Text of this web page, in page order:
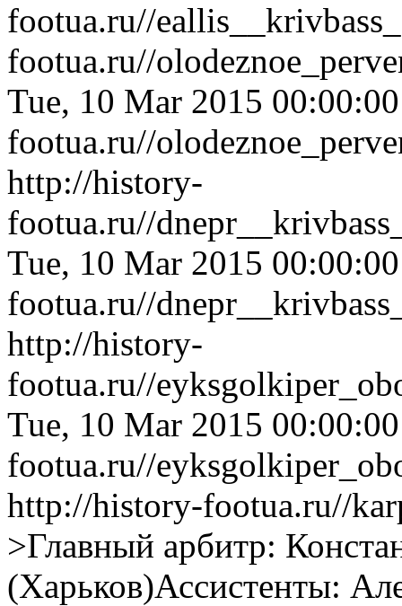
footua.ru//
footua.ru//
Tue, 10 Mar 2015
footua.ru//
http://history-
footua.ru//
Tue, 10 Mar 2015
footua.ru//
http://history-
footua.ru//
Tue, 10 Mar 2015
footua.ru//
http://history-footua.ru//
>Главный арбитр:
(Харьков)Ассистенты: